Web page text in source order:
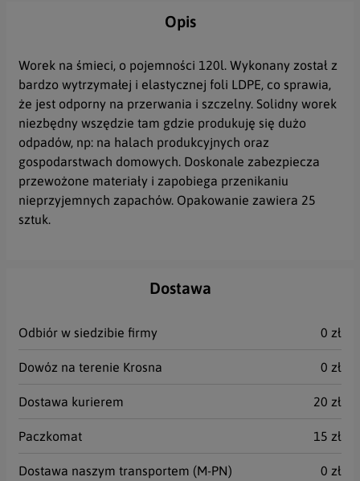
Opis
Worek na śmieci, o pojemności 120l. Wykonany został z
bardzo wytrzymałej i elastycznej foli LDPE, co sprawia,
że jest odporny na przerwania i szczelny. Solidny worek
niezbędny wszędzie tam gdzie produkuję się dużo
odpadów, np: na halach produkcyjnych oraz
gospodarstwach domowych. Doskonale zabezpiecza
przewożone materiały i zapobiega przenikaniu
nieprzyjemnych zapachów. Opakowanie zawiera 25
sztuk.
Dostawa
Odbiór w siedzibie firmy 0 zł
Dowóz na terenie Krosna 0 zł
Dostawa kurierem 20 zł
Paczkomat 15 zł
Dostawa naszym transportem (M-PN) 0 zł